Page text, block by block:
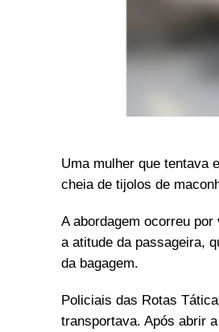
Uma mulher que tentava
cheia de tijolos de
A abordagem ocorreu
a atitude da passageira,
da bagagem.
Policiais das Rotas
transportava. Após abrir